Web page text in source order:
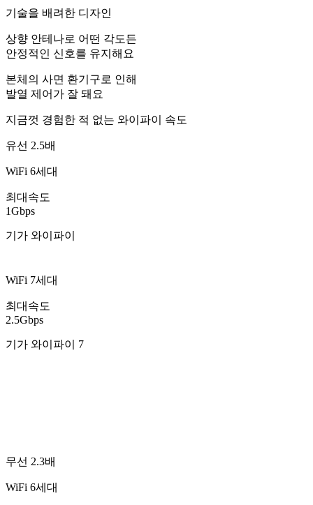
기술을 배려한 디자인
상향 안테나로 어떤 각도든
안정적인 신호를 유지해요
본체의 사면 환기구로 인해
발열 제어가 잘 돼요
지금껏 경험한 적 없는 와이파이 속도
유선 2.5배
WiFi 6세대
최대속도
1Gbps
기가 와이파이
WiFi 7세대
최대속도
2.5Gbps
기가 와이파이 7
무선 2.3배
WiFi 6세대